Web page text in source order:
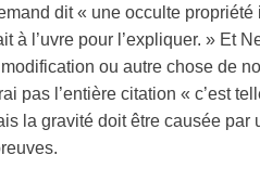
dit « une occulte
à l’uvre pour l’expliquer. »
ou autre chose de
pas l’entière citation « c’est
la gravité doit être causée par